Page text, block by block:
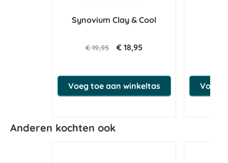
Synovium Clay & Cool
€ 19,95 € 18,95
Voeg toe aan winkeltas Voeg
Anderen kochten ook